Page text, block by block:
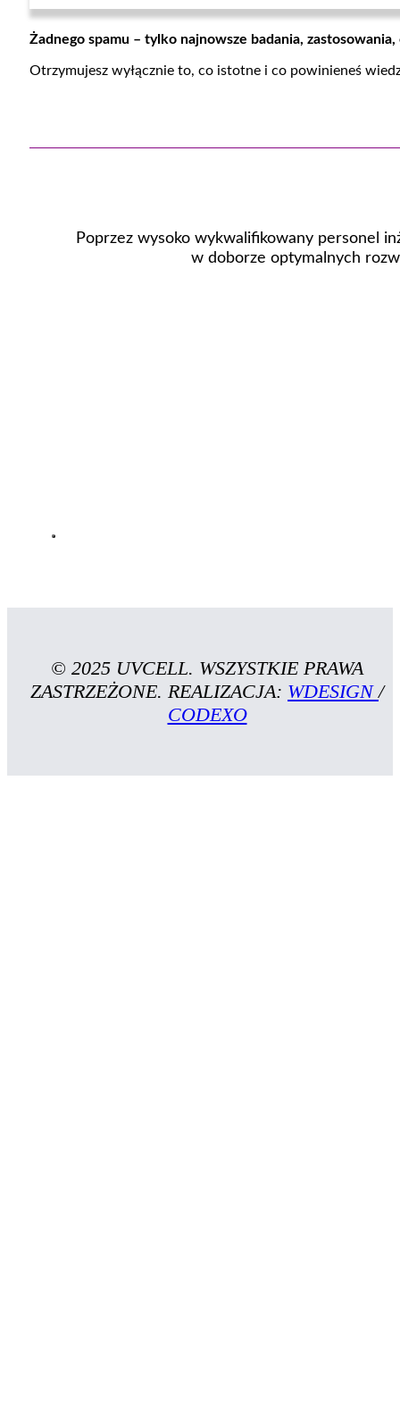
Żadnego spamu – tylko najnowsze badania,
Otrzymujesz wyłącznie to, co istotne i co powinieneś
Poprzez wysoko wykwalifikowany personel
w doborze optymalnych
© 2025 UVCELL. WSZYSTKIE PRAWA
ZASTRZEŻONE. REALIZACJA: WDESIGN/
CODEXO